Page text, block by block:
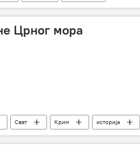
Црног мора
Свет Крим историја
скитско злато
Култура